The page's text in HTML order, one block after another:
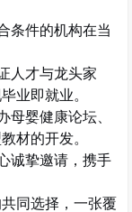
条件的机构在当
人才与龙头家
业即就业。
母婴健康论坛、
材的开发。
诚挚邀请，携手
同选择，一张覆